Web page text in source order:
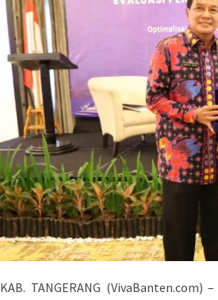
KAB. TANGERANG